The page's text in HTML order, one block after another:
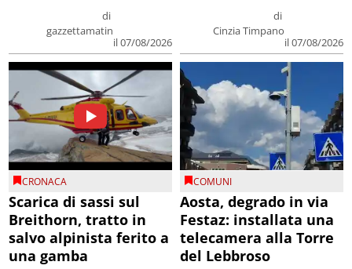
di
gazzettamatin
il 07/08/2026
di
Cinzia Timpano
il 07/08/2026
CRONACA
Scarica di sassi sul
Breithorn, tratto in
salvo alpinista ferito a
una gamba
COMUNI
Aosta, degrado in via
Festaz: installata una
telecamera alla Torre
del Lebbroso